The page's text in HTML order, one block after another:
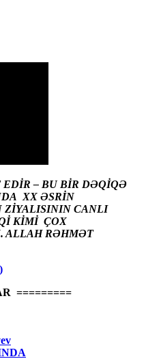
EDİR – BU BİR DƏQİQƏ
XX ƏSRİN
ZİYALISININ CANLI
KİMİ ÇOX
ALLAH RƏHMƏT
=========